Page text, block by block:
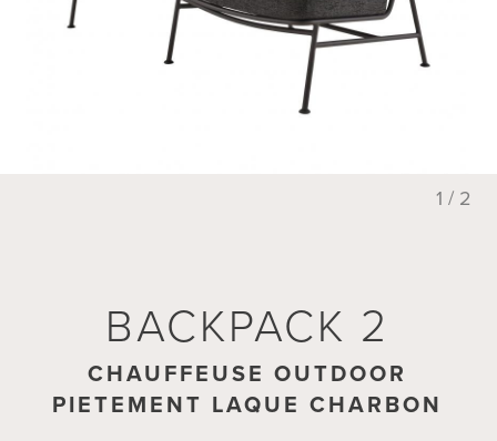
1 / 2
BACKPACK 2
CHAUFFEUSE OUTDOOR
PIETEMENT LAQUE CHARBON
BACKPACK 2
POUF OUTDOOR PIETEMENT
LAQUE CHARBON